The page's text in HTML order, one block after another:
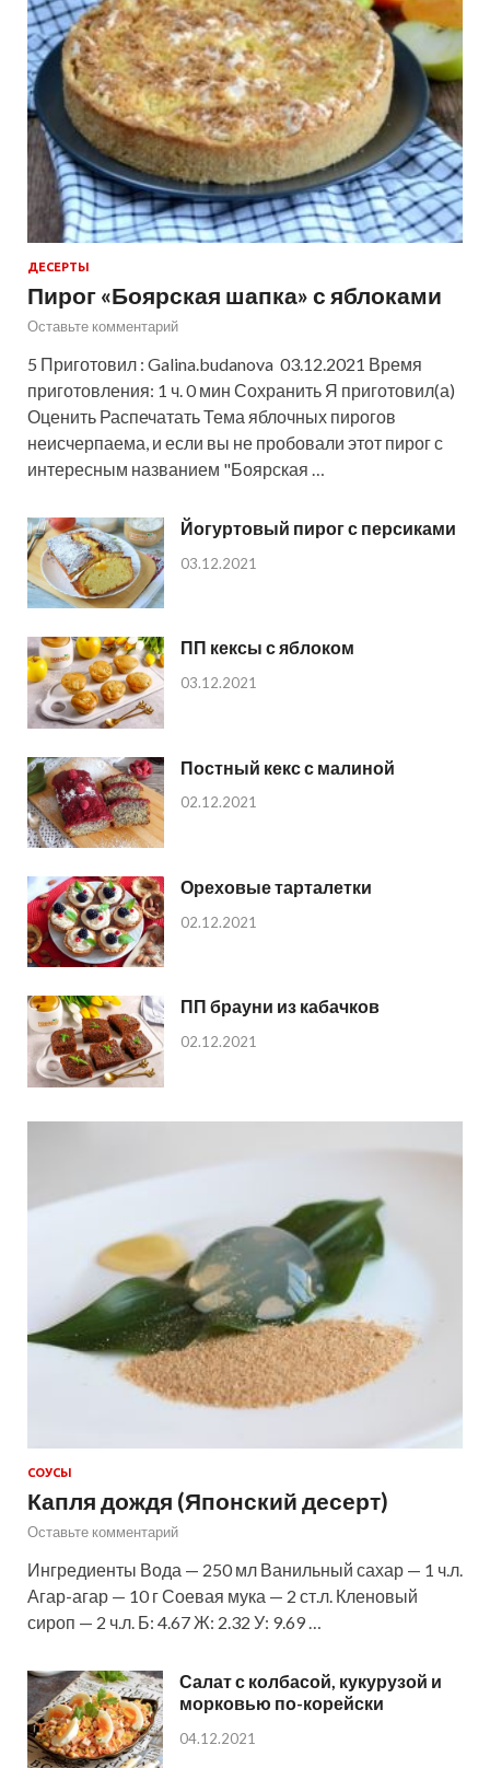
ДЕСЕРТЫ
Пирог «Боярская шапка» с яблоками
Оставьте комментарий
5 Приготовил : Galina.budanova 03.12.2021 Время
приготовления: 1 ч. 0 мин Сохранить Я приготовил(а)
Оценить Распечатать Тема яблочных пирогов
неисчерпаема, и если вы не пробовали этот пирог с
интересным названием "Боярская …
Йогуртовый пирог с персиками
03.12.2021
ПП кексы с яблоком
03.12.2021
Постный кекс с малиной
02.12.2021
Ореховые тарталетки
02.12.2021
ПП брауни из кабачков
02.12.2021
СОУСЫ
Капля дождя (Японский десерт)
Оставьте комментарий
Ингредиенты Вода — 250 мл Ванильный сахар — 1 ч.л.
Агар-агар — 10 г Соевая мука — 2 ст.л. Кленовый
сироп — 2 ч.л. Б: 4.67 Ж: 2.32 У: 9.69 …
Салат с колбасой, кукурузой и
морковью по-корейски
04.12.2021